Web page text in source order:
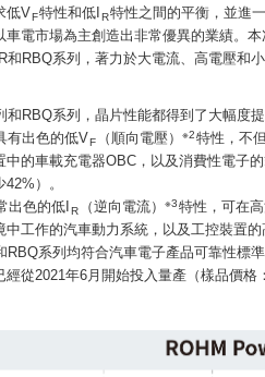
低VF特性和低I R特性之間的平衡，並進
車電市場為主創造出非常優異的業績。
和RBQ系列，著力於大電流、高電壓和
和RBQ系列，晶片性能都得到了大幅度
有出色的低VF （順向電壓） ※2特性，不
中的車載充電器OBC，以及消費性電子
）。
出色的低I R （逆向電流） ※3特性，可在
中工作的汽車動力系統，以及工控裝置
RBQ系列均符合汽車電子產品可靠性標
經從2021年6月開始投入量產（樣品價格